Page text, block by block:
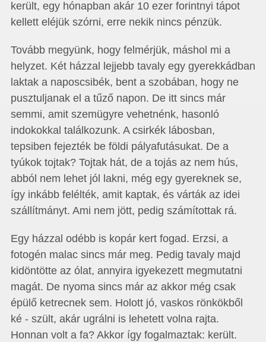
került, egy hónapban akár 10 ezer forintnyi tápot
kellett eléjük szórni, erre nekik nincs pénzük.
Tovább megyünk, hogy felmérjük, máshol mi a
helyzet. Két házzal lejjebb tavaly egy gyerekkádban
laktak a naposcsibék, bent a szobában, hogy ne
pusztuljanak el a tűző napon. De itt sincs már
semmi, amit szemügyre vehetnénk, hasonló
indokokkal találkozunk. A csirkék lábosban,
tepsiben fejezték be földi pályafutásukat. De a
tyúkok tojtak? Tojtak hát, de a tojás az nem hús,
abból nem lehet jól lakni, még egy gyereknek se,
így inkább felélték, amit kaptak, és várták az idei
szállítmányt. Ami nem jött, pedig számítottak rá.
Egy házzal odébb is kopár kert fogad. Erzsi, a
fotogén malac sincs már meg. Pedig tavaly majd
kidöntötte az ólat, annyira igyekezett megmutatni
magát. De nyoma sincs már az akkor még csak
épülő ketrecnek sem. Holott jó, vaskos rönkökből
ké - szült, akár ugrálni is lehetett volna rajta.
Honnan volt a fa? Akkor így fogalmaztak: került.